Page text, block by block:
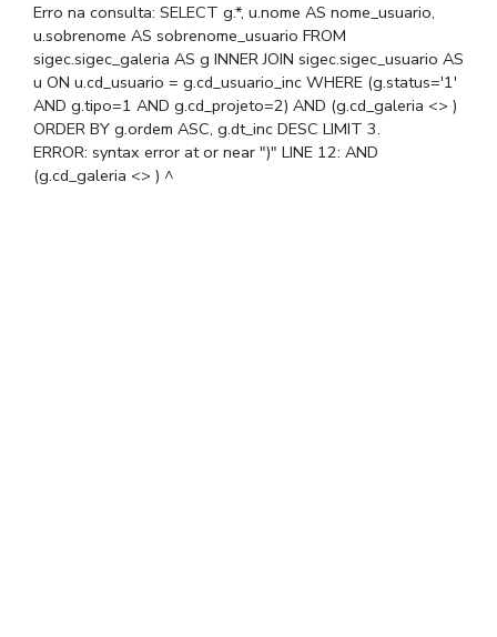
Erro na consulta: SELECT g.*, u.nome AS nome_usuario,
u.sobrenome AS sobrenome_usuario FROM
sigec.sigec_galeria AS g INNER JOIN sigec.sigec_usuario AS
u ON u.cd_usuario = g.cd_usuario_inc WHERE (g.status='1'
AND g.tipo=1 AND g.cd_projeto=2) AND (g.cd_galeria <> )
ORDER BY g.ordem ASC, g.dt_inc DESC LIMIT 3.
ERROR: syntax error at or near ")" LINE 12: AND
(g.cd_galeria <> ) ^